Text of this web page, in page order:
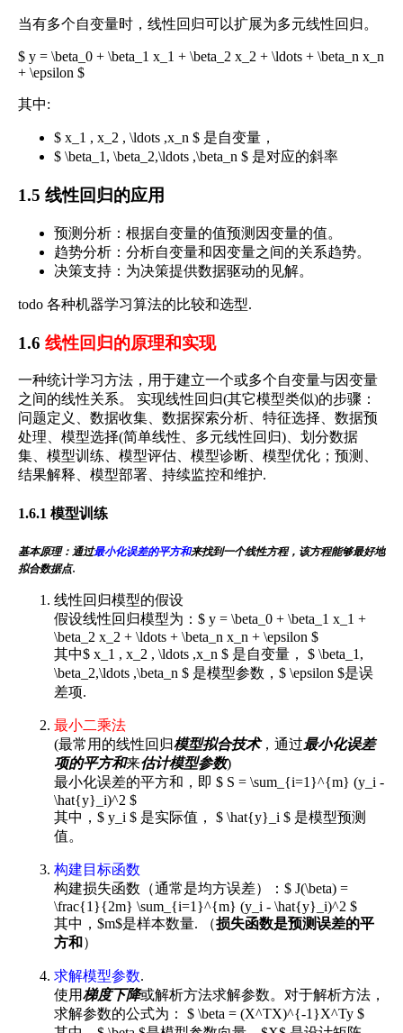
当有多个自变量时，线性回归可以扩展为多元线性回归。
$ y = \beta_0 + \beta_1 x_1 + \beta_2 x_2 + \ldots + \beta_n x_n
+ \epsilon $
其中:
$ x_1 , x_2 , \ldots ,x_n $ 是自变量，
$ \beta_1, \beta_2,\ldots ,\beta_n $ 是对应的斜率
1.5 线性回归的应用
预测分析：根据自变量的值预测因变量的值。
趋势分析：分析自变量和因变量之间的关系趋势。
决策支持：为决策提供数据驱动的见解。
todo 各种机器学习算法的比较和选型.
1.6 线性回归的原理和实现
一种统计学习方法，用于建立一个或多个自变量与因变量
之间的线性关系。 实现线性回归(其它模型类似)的步骤：
问题定义、数据收集、数据探索分析、特征选择、数据预
处理、模型选择(简单线性、多元线性回归)、划分数据
集、模型训练、模型评估、模型诊断、模型优化；预测、
结果解释、模型部署、持续监控和维护.
1.6.1 模型训练
基本原理：通过最小化误差的平方和来找到一个线性方程，该方程能够最好地
拟合数据点.
线性回归模型的假设
假设线性回归模型为：$ y = \beta_0 + \beta_1 x_1 +
\beta_2 x_2 + \ldots + \beta_n x_n + \epsilon $
其中$ x_1 , x_2 , \ldots ,x_n $ 是自变量， $ \beta_1,
\beta_2,\ldots ,\beta_n $ 是模型参数，$ \epsilon $是误
差项.
最小二乘法
(最常用的线性回归模型拟合技术，通过最小化误差
项的平方和来估计模型参数)
最小化误差的平方和，即 $ S = \sum_{i=1}^{m} (y_i -
\hat{y}_i)^2 $
其中，$ y_i $ 是实际值， $ \hat{y}_i $ 是模型预测
值。
构建目标函数
构建损失函数（通常是均方误差）：$ J(\beta) =
\frac{1}{2m} \sum_{i=1}^{m} (y_i - \hat{y}_i)^2 $
其中，$m$是样本数量. （损失函数是预测误差的平
方和 ）
求解模型参数.
使用梯度下降或解析方法求解参数。对于解析方法，
求解参数的公式为： $ \beta = (X^TX)^{-1}X^Ty $